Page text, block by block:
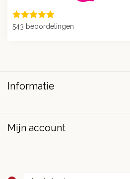
543 beoordelingen
Informatie
Mijn account